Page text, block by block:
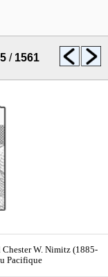
/ 1561
W. Nimitz (1885-
Pacifique